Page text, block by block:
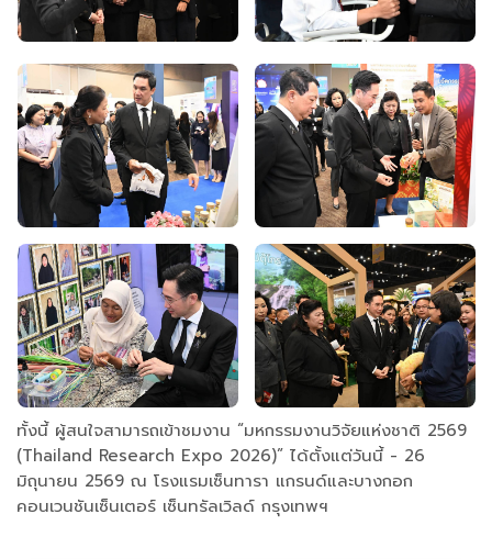
ทั้งนี้ ผู้สนใจสามารถเข้าชมงาน “มหกรรมงานวิจัยแห่งชาติ 2569
(Thailand Research Expo 2026)” ได้ตั้งแต่วันนี้ - 26
มิถุนายน 2569 ณ โรงแรมเซ็นทารา แกรนด์และบางกอก
คอนเวนชันเซ็นเตอร์ เซ็นทรัลเวิลด์ กรุงเทพฯ